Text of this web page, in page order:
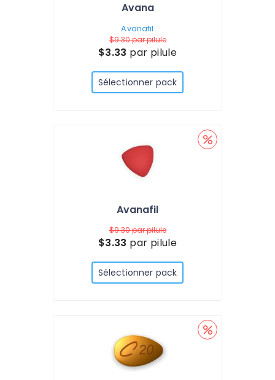
Avana
Avanafil
$9.30par pilule
$3.33 par pilule
Sélectionner pack
Avanafil
$9.30par pilule
$3.33 par pilule
Sélectionner pack